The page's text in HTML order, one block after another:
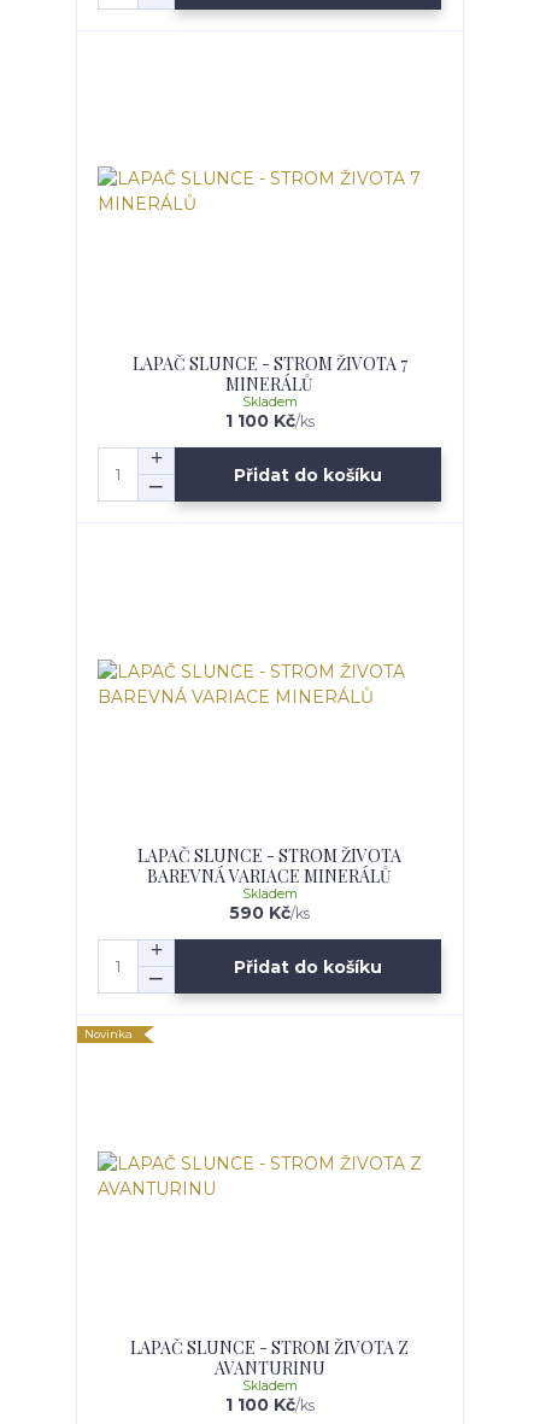
LAPAČ SLUNCE - STROM ŽIVOTA 7
MINERÁLŮ
1 100 Kč/ks
Skladem
Přidat do košíku
LAPAČ SLUNCE - STROM ŽIVOTA
BAREVNÁ VARIACE MINERÁLŮ
590 Kč/ks
Skladem
Přidat do košíku
Novinka
LAPAČ SLUNCE - STROM ŽIVOTA Z
AVANTURINU
1 100 Kč/ks
Skladem